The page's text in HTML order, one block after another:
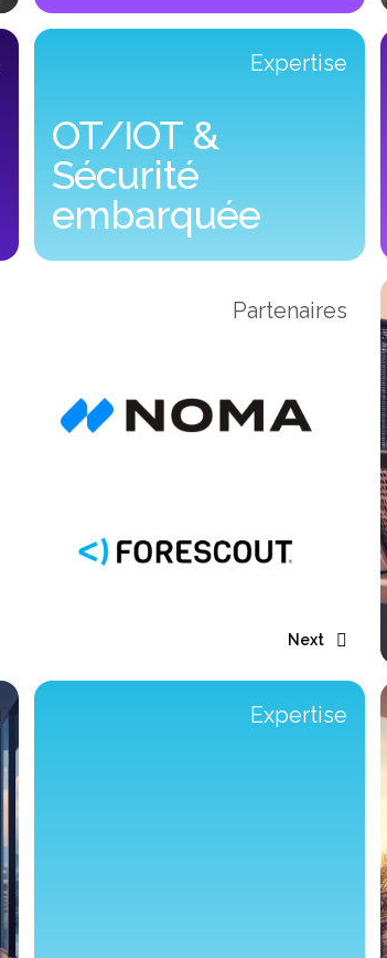
Sécurité Cloud, Réseau, IT & OT
Expertise
OT/IOT &
Sécurité
embarquée
Partenaires
Next
Expertise